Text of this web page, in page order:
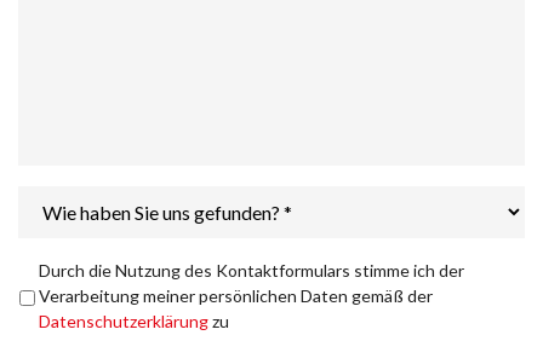
haben
uns
gefunden?
*
Datenschutzerklärung *
Durch die Nutzung des Kontaktformulars stimme ich der
Verarbeitung meiner persönlichen Daten gemäß der
Datenschutzerklärungzu